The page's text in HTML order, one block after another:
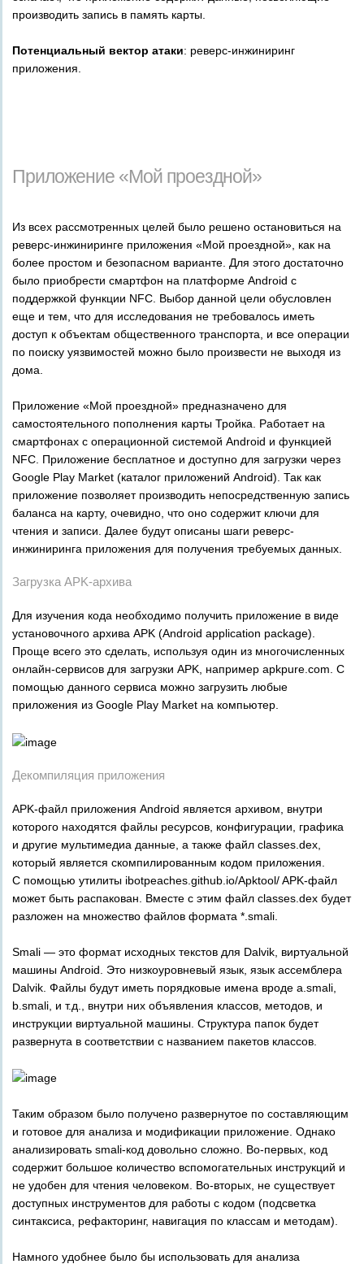
производить запись в память карты.
Потенциальный вектор атаки: реверс-инжиниринг
приложения.
Приложение «Мой проездной»
Из всех рассмотренных целей было решено остановиться на
реверс-инжиниринге приложения «Мой проездной», как на
более простом и безопасном варианте. Для этого достаточно
было приобрести смартфон на платформе Android с
поддержкой функции NFC. Выбор данной цели обусловлен
еще и тем, что для исследования не требовалось иметь
доступ к объектам общественного транспорта, и все операции
по поиску уязвимостей можно было произвести не выходя из
дома.
Приложение «Мой проездной» предназначено для
самостоятельного пополнения карты Тройка. Работает на
смартфонах с операционной системой Android и функцией
NFC. Приложение бесплатное и доступно для загрузки через
Google Play Market (каталог приложений Android). Так как
приложение позволяет производить непосредственную запись
баланса на карту, очевидно, что оно содержит ключи для
чтения и записи. Далее будут описаны шаги реверс-
инжиниринга приложения для получения требуемых данных.
Загрузка APK-архива
Для изучения кода необходимо получить приложение в виде
установочного архива APK (Android application package).
Проще всего это сделать, используя один из многочисленных
онлайн-сервисов для загрузки APK, например apkpure.com. С
помощью данного сервиса можно загрузить любые
приложения из Google Play Market на компьютер.
Декомпиляция приложения
APK-файл приложения Android является архивом, внутри
которого находятся файлы ресурсов, конфигурации, графика
и другие мультимедиа данные, а также файл classes.dex,
который является скомпилированным кодом приложения.
С помощью утилиты ibotpeaches.github.io/Apktool/ APK-файл
может быть распакован. Вместе с этим файл classes.dex будет
разложен на множество файлов формата *.smali.
Smali — это формат исходных текстов для Dalvik, виртуальной
машины Android. Это низкоуровневый язык, язык ассемблера
Dalvik. Файлы будут иметь порядковые имена вроде a.smali,
b.smali, и т.д., внутри них объявления классов, методов, и
инструкции виртуальной машины. Структура папок будет
развернута в соответствии с названием пакетов классов.
Таким образом было получено развернутое по составляющим
и готовое для анализа и модификации приложение. Однако
анализировать smali-код довольно сложно. Во-первых, код
содержит большое количество вспомогательных инструкций и
не удобен для чтения человеком. Во-вторых, не существует
доступных инструментов для работы с кодом (подсветка
синтаксиса, рефакторинг, навигация по классам и методам).
Намного удобнее было бы использовать для анализа